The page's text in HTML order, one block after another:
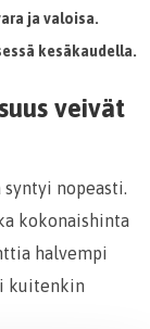
ja valoisa.
kesäkaudella.
veivät
nopeasti.
kokonaishinta
halvempi
kuitenkin